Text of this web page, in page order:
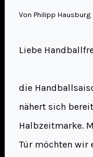
Von Philipp Hausburg
Liebe
die
nähert sich
Halbzeitmarke.
Tür möchten wir